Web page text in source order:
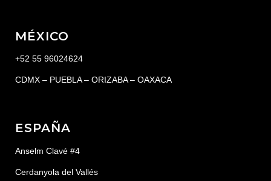
MÉXICO
+52 55 96024624
CDMX – PUEBLA – ORIZABA – OAXACA
ESPAÑA
Anselm Clavé #4
Cerdanyola del Vallés